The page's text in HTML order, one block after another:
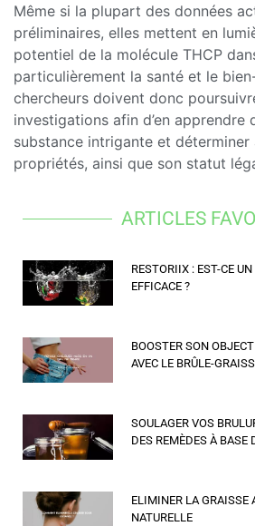
Même si la plupart des données
préliminaires, elles mettent en
potentiel de la molécule THCP
particulièrement la santé et le
chercheurs doivent donc
investigations afin d’en apprendre
substance intrigante et déterminer
propriétés, ainsi que son statut
ARTICLES
RESTORIIX : EST-CE
EFFICACE ?
BOOSTER SON
AVEC LE BRÛLE-
SOULAGER VOS
DES REMÈDES À BASE
ELIMINER LA GRAISSE
NATURELLE